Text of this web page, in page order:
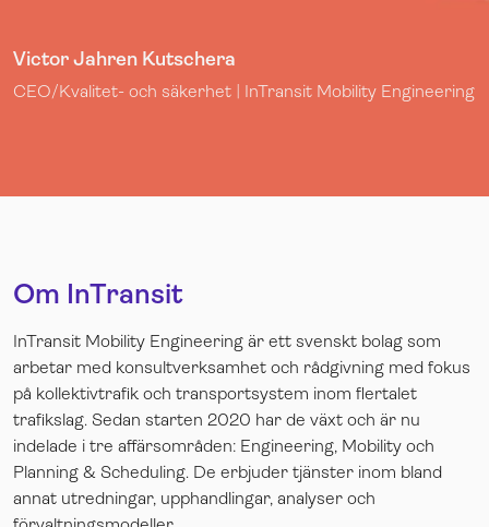
Victor Jahren Kutschera
CEO/Kvalitet- och säkerhet | InTransit Mobility Engineering
Om InTransit
InTransit Mobility Engineering är ett svenskt bolag som
arbetar med konsultverksamhet och rådgivning med fokus
på kollektivtrafik och transportsystem inom flertalet
trafikslag. Sedan starten 2020 har de växt och är nu
indelade i tre affärsområden: Engineering, Mobility och
Planning & Scheduling. De erbjuder tjänster inom bland
annat utredningar, upphandlingar, analyser och